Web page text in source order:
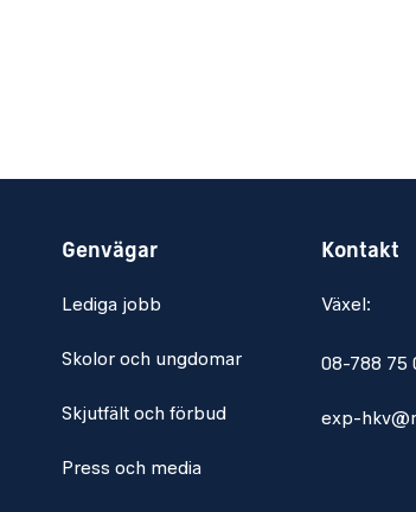
Genvägar
Lediga jobb
Skolor och ungdomar
Skjutfält och förbud
Press och media
Kontakt
Växel:
08-788 75
exp-